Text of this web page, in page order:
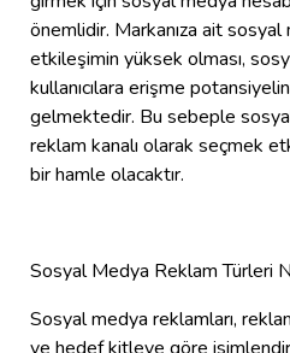
önemlidir. Markanıza ait sosyal
etkileşimin yüksek olması,
kullanıcılara erişme
gelmektedir. Bu sebeple
reklam kanalı olarak seçmek
bir hamle olacaktır.
Sosyal Medya Reklam Türleri
Sosyal medya reklamları,